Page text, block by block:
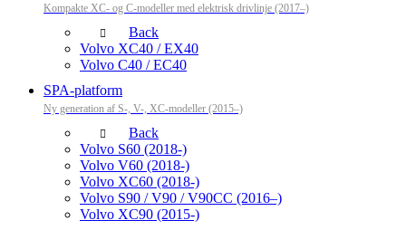
Kompakte XC- og C-modeller med elektrisk drivlinje (2017–)
Back
Volvo XC40 / EX40
Volvo C40 / EC40
SPA-platform
Ny generation af S-, V-, XC-modeller (2015–)
Back
Volvo S60 (2018-)
Volvo V60 (2018-)
Volvo XC60 (2018-)
Volvo S90 / V90 / V90CC (2016–)
Volvo XC90 (2015-)